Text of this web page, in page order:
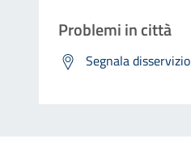
Problemi in città
Segnala disservizio